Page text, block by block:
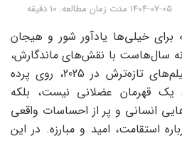
1404-07-05 مدت زمان مطالعه: 10 دقیقه
برای خیلی‌ها یادآور شور و هیجان
سال‌هاست با نقش‌های ماندگارش،
از کوچه بهشت گرفته تا فیلم‌های تازه‌ترش در 2025، روی پرده
قهرمان عضلانی نیست، بلکه
انسانی و پر از احساسات واقعی
استقامت، امید و مبارزه. در این